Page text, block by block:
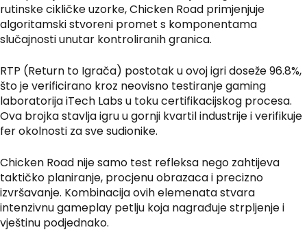
rutinske cikličke uzorke, Chicken Road primjenjuje
algoritamski stvoreni promet s komponentama
slučajnosti unutar kontroliranih granica.
RTP (Return to Igrača) postotak u ovoj igri doseže 96.8%,
što je verificirano kroz neovisno testiranje gaming
laboratorija iTech Labs u toku certifikacijskog procesa.
Ova brojka stavlja igru u gornji kvartil industrije i verifikuje
fer okolnosti za sve sudionike.
Chicken Road nije samo test refleksa nego zahtijeva
taktičko planiranje, procjenu obrazaca i precizno
izvršavanje. Kombinacija ovih elemenata stvara
intenzivnu gameplay petlju koja nagrađuje strpljenje i
vještinu podjednako.